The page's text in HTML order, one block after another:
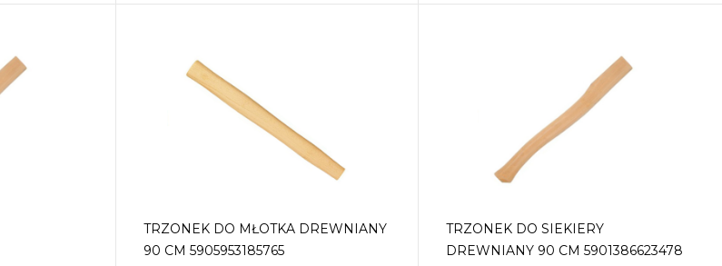
TRZONEK DO MŁOTKA DREWNIANY
90 CM 5905953185765
TRZONEK DO SIEKIERY
DREWNIANY 90 CM 5901386623478